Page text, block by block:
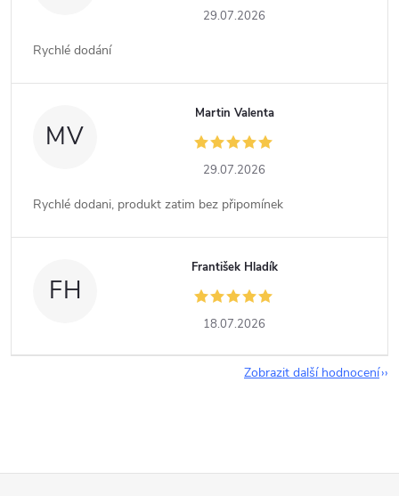
29.07.2026
Rychlé dodání
MV
Martin Valenta
29.07.2026
Rychlé dodani, produkt zatim bez připomínek
FH
František Hladík
18.07.2026
Zobrazit další hodnocení